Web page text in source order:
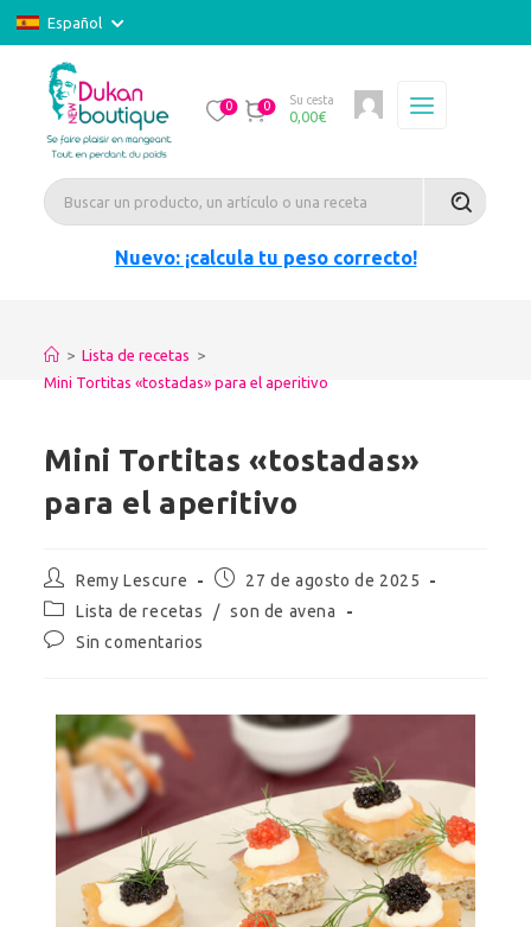
Español
0 0 Su cesta
0,00€
Nuevo: ¡calcula tu peso correcto!
> Lista de recetas >
Mini Tortitas «tostadas» para el aperitivo
Mini Tortitas «tostadas»
para el aperitivo
Remy Lescure
27 de agosto de 2025
Lista de recetas
/ son de avena
Sin comentarios